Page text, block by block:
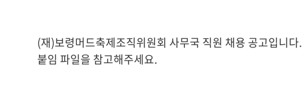
(재)보령머드축제조직위원회 사무국 직원 채용 공고입니다.
붙임 파일을 참고해주세요.